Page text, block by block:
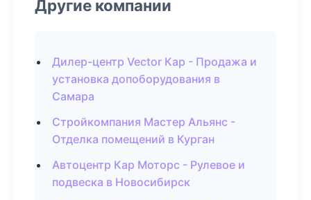
Другие компании
Дилер-центр Vector Кар - Продажа и
установка допоборудования в
Самара
Стройкомпания Мастер Альянс -
Отделка помещений в Курган
Автоцентр Кар Моторс - Рулевое и
подвеска в Новосибирск